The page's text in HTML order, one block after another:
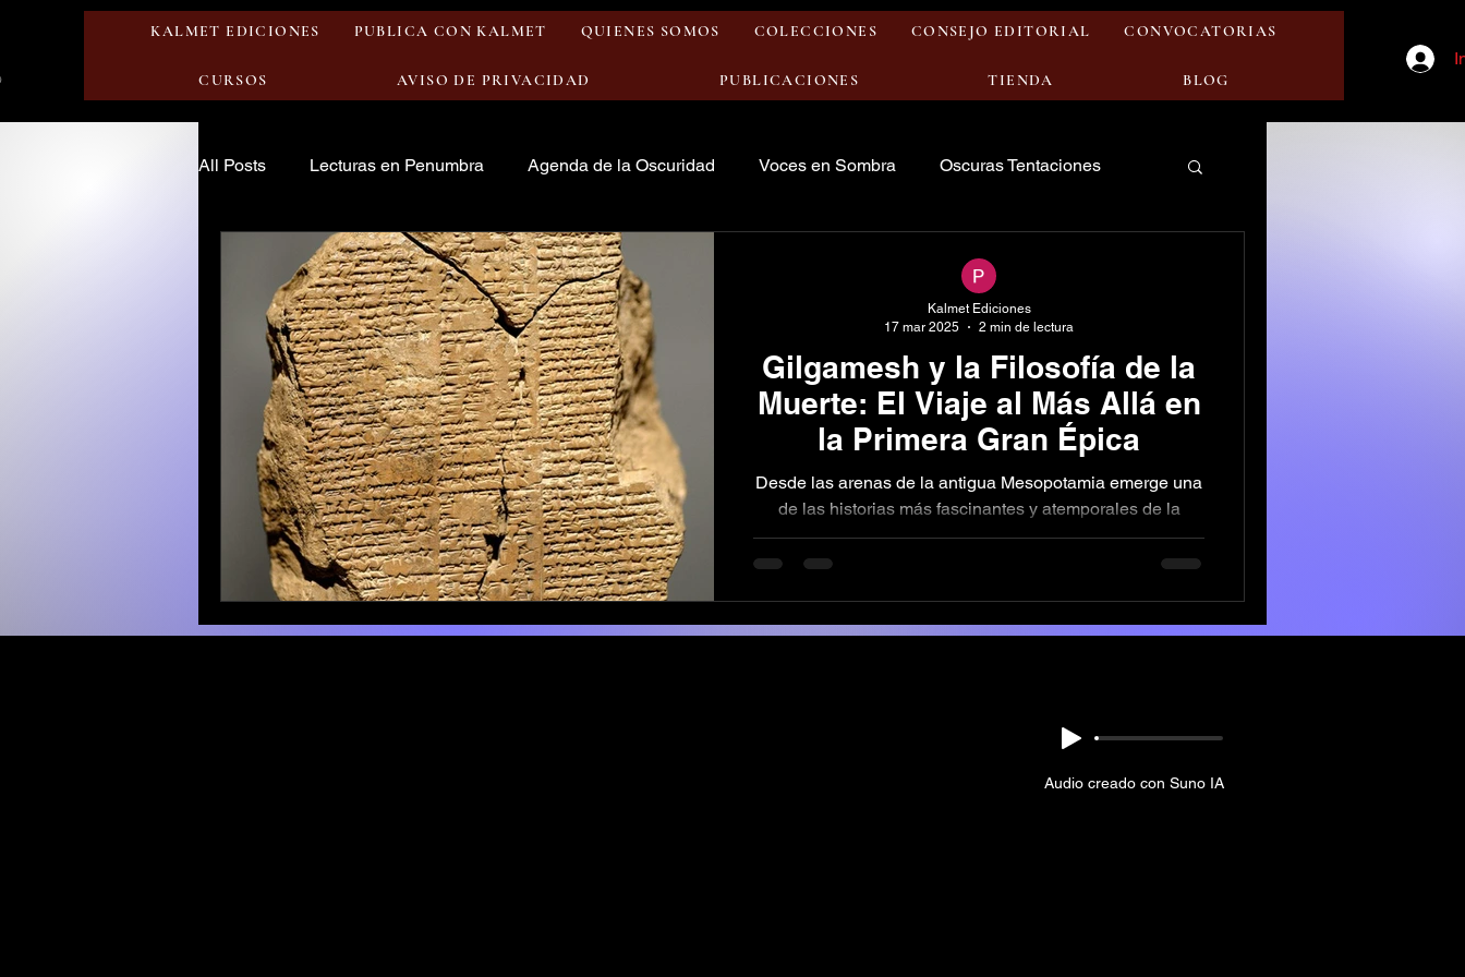
KALMET EDICIONES PUBLICA CON KALMET QUIENES SOMOS COLECCIONES CONSEJO EDITORIAL CONVOCATORIAS
CURSOS AVISO DE PRIVACIDAD PUBLICACIONES TIENDA BLOG
All Posts Lecturas en Penumbra Agenda de la Oscuridad Voces en Sombra Oscuras Tentaciones
Narraciones del Abismo
Gilgamesh y la Filosofía de la
Muerte: El Viaje al Más Allá en
la Primera Gran Épica
Desde las arenas de la antigua Mesopotamia emerge una
de las historias más fascinantes y atemporales de la
humanidad: La epopeya de...
Kalmet Ediciones
17 mar 2025
2 min de lectura
Audio creado con Suno IA